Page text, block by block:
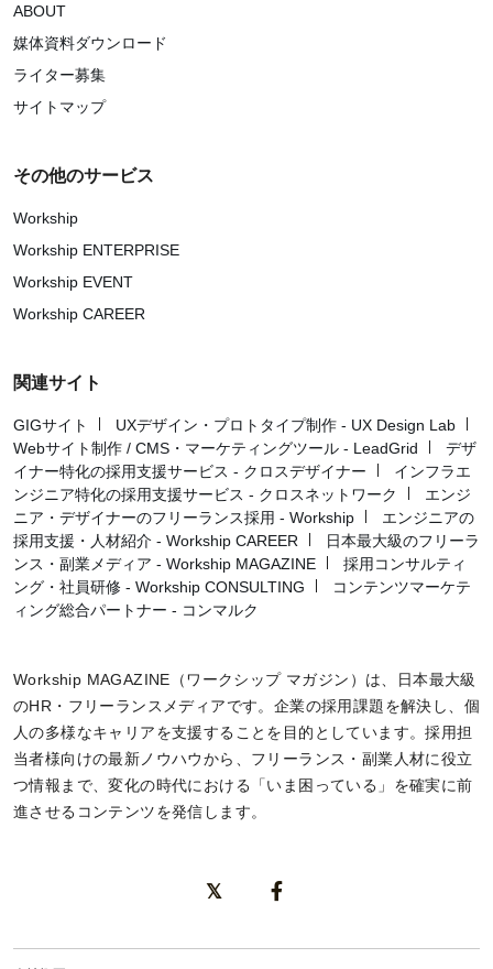
ABOUT
媒体資料ダウンロード
ライター募集
サイトマップ
その他のサービス
Workship
Workship ENTERPRISE
Workship EVENT
Workship CAREER
関連サイト
GIGサイト
UXデザイン・プロトタイプ制作 - UX Design Lab
Webサイト制作 / CMS・マーケティングツール - LeadGrid
デザ
イナー特化の採用支援サービス - クロスデザイナー
インフラエ
ンジニア特化の採用支援サービス - クロスネットワーク
エンジ
ニア・デザイナーのフリーランス採用 - Workship
エンジニアの
採用支援・人材紹介 - Workship CAREER
日本最大級のフリーラ
ンス・副業メディア - Workship MAGAZINE
採用コンサルティ
ング・社員研修 - Workship CONSULTING
コンテンツマーケテ
ィング総合パートナー - コンマルク
Workship MAGAZINE（ワークシップ マガジン）は、日本最大級
のHR・フリーランスメディアです。企業の採用課題を解決し、個
人の多様なキャリアを支援することを目的としています。採用担
当者様向けの最新ノウハウから、フリーランス・副業人材に役立
つ情報まで、変化の時代における「いま困っている」を確実に前
進させるコンテンツを発信します。